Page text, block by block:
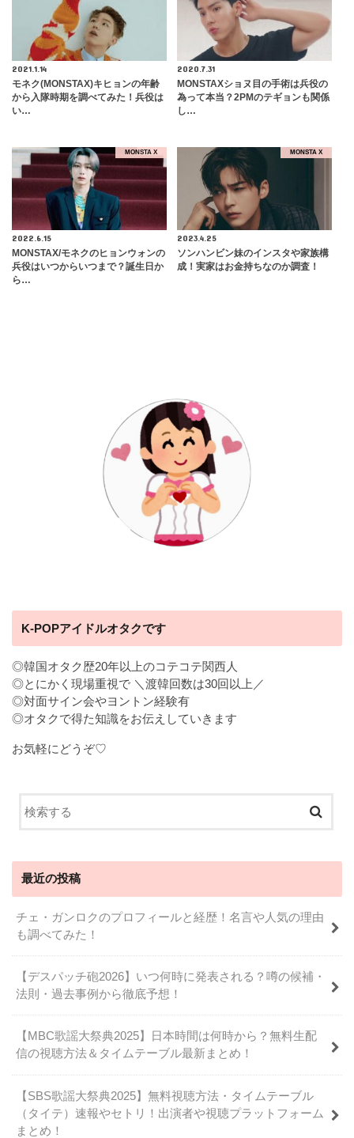
2021.1.14
モネク(MONSTAX)キヒョンの年齢
から入隊時期を調べてみた！兵役は
い…
2020.7.31
MONSTAXショヌ目の手術は兵役の
為って本当？2PMのテギョンも関係
し…
MONSTA X
2022.6.15
MONSTAX/モネクのヒョンウォンの
兵役はいつからいつまで？誕生日か
ら…
MONSTA X
2023.4.25
ソンハンビン妹のインスタや家族構
成！実家はお金持ちなのか調査！
K-POPアイドルオタクです
◎韓国オタク歴20年以上のコテコテ関西人
◎とにかく現場重視で ＼渡韓回数は30回以上／
◎対面サイン会やヨントン経験有
◎オタクで得た知識をお伝えしていきます
お気軽にどうぞ♡
最近の投稿
チェ・ガンロクのプロフィールと経歴！名言や人気の理由
も調べてみた！
【デスパッチ砲2026】いつ何時に発表される？噂の候補・
法則・過去事例から徹底予想！
【MBC歌謡大祭典2025】日本時間は何時から？無料生配
信の視聴方法＆タイムテーブル最新まとめ！
【SBS歌謡大祭典2025】無料視聴方法・タイムテーブル
（タイテ）速報やセトリ！出演者や視聴プラットフォーム
まとめ！